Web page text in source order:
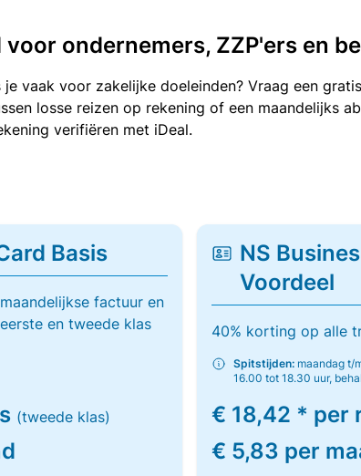
voor ondernemers, ZZP'ers en
je vaak voor zakelijke doeleinden? Vraag een
losse reizen op rekening of een maandelijks
verifiëren met iDeal.
Basis
factuur en
en tweede klas
(tweede klas)
NS
Voordeel
40% korting op alle
Spitstijden: maandag t/
16.00 tot 18.30 uur,
€ 18,42 * per
€ 5,83 per